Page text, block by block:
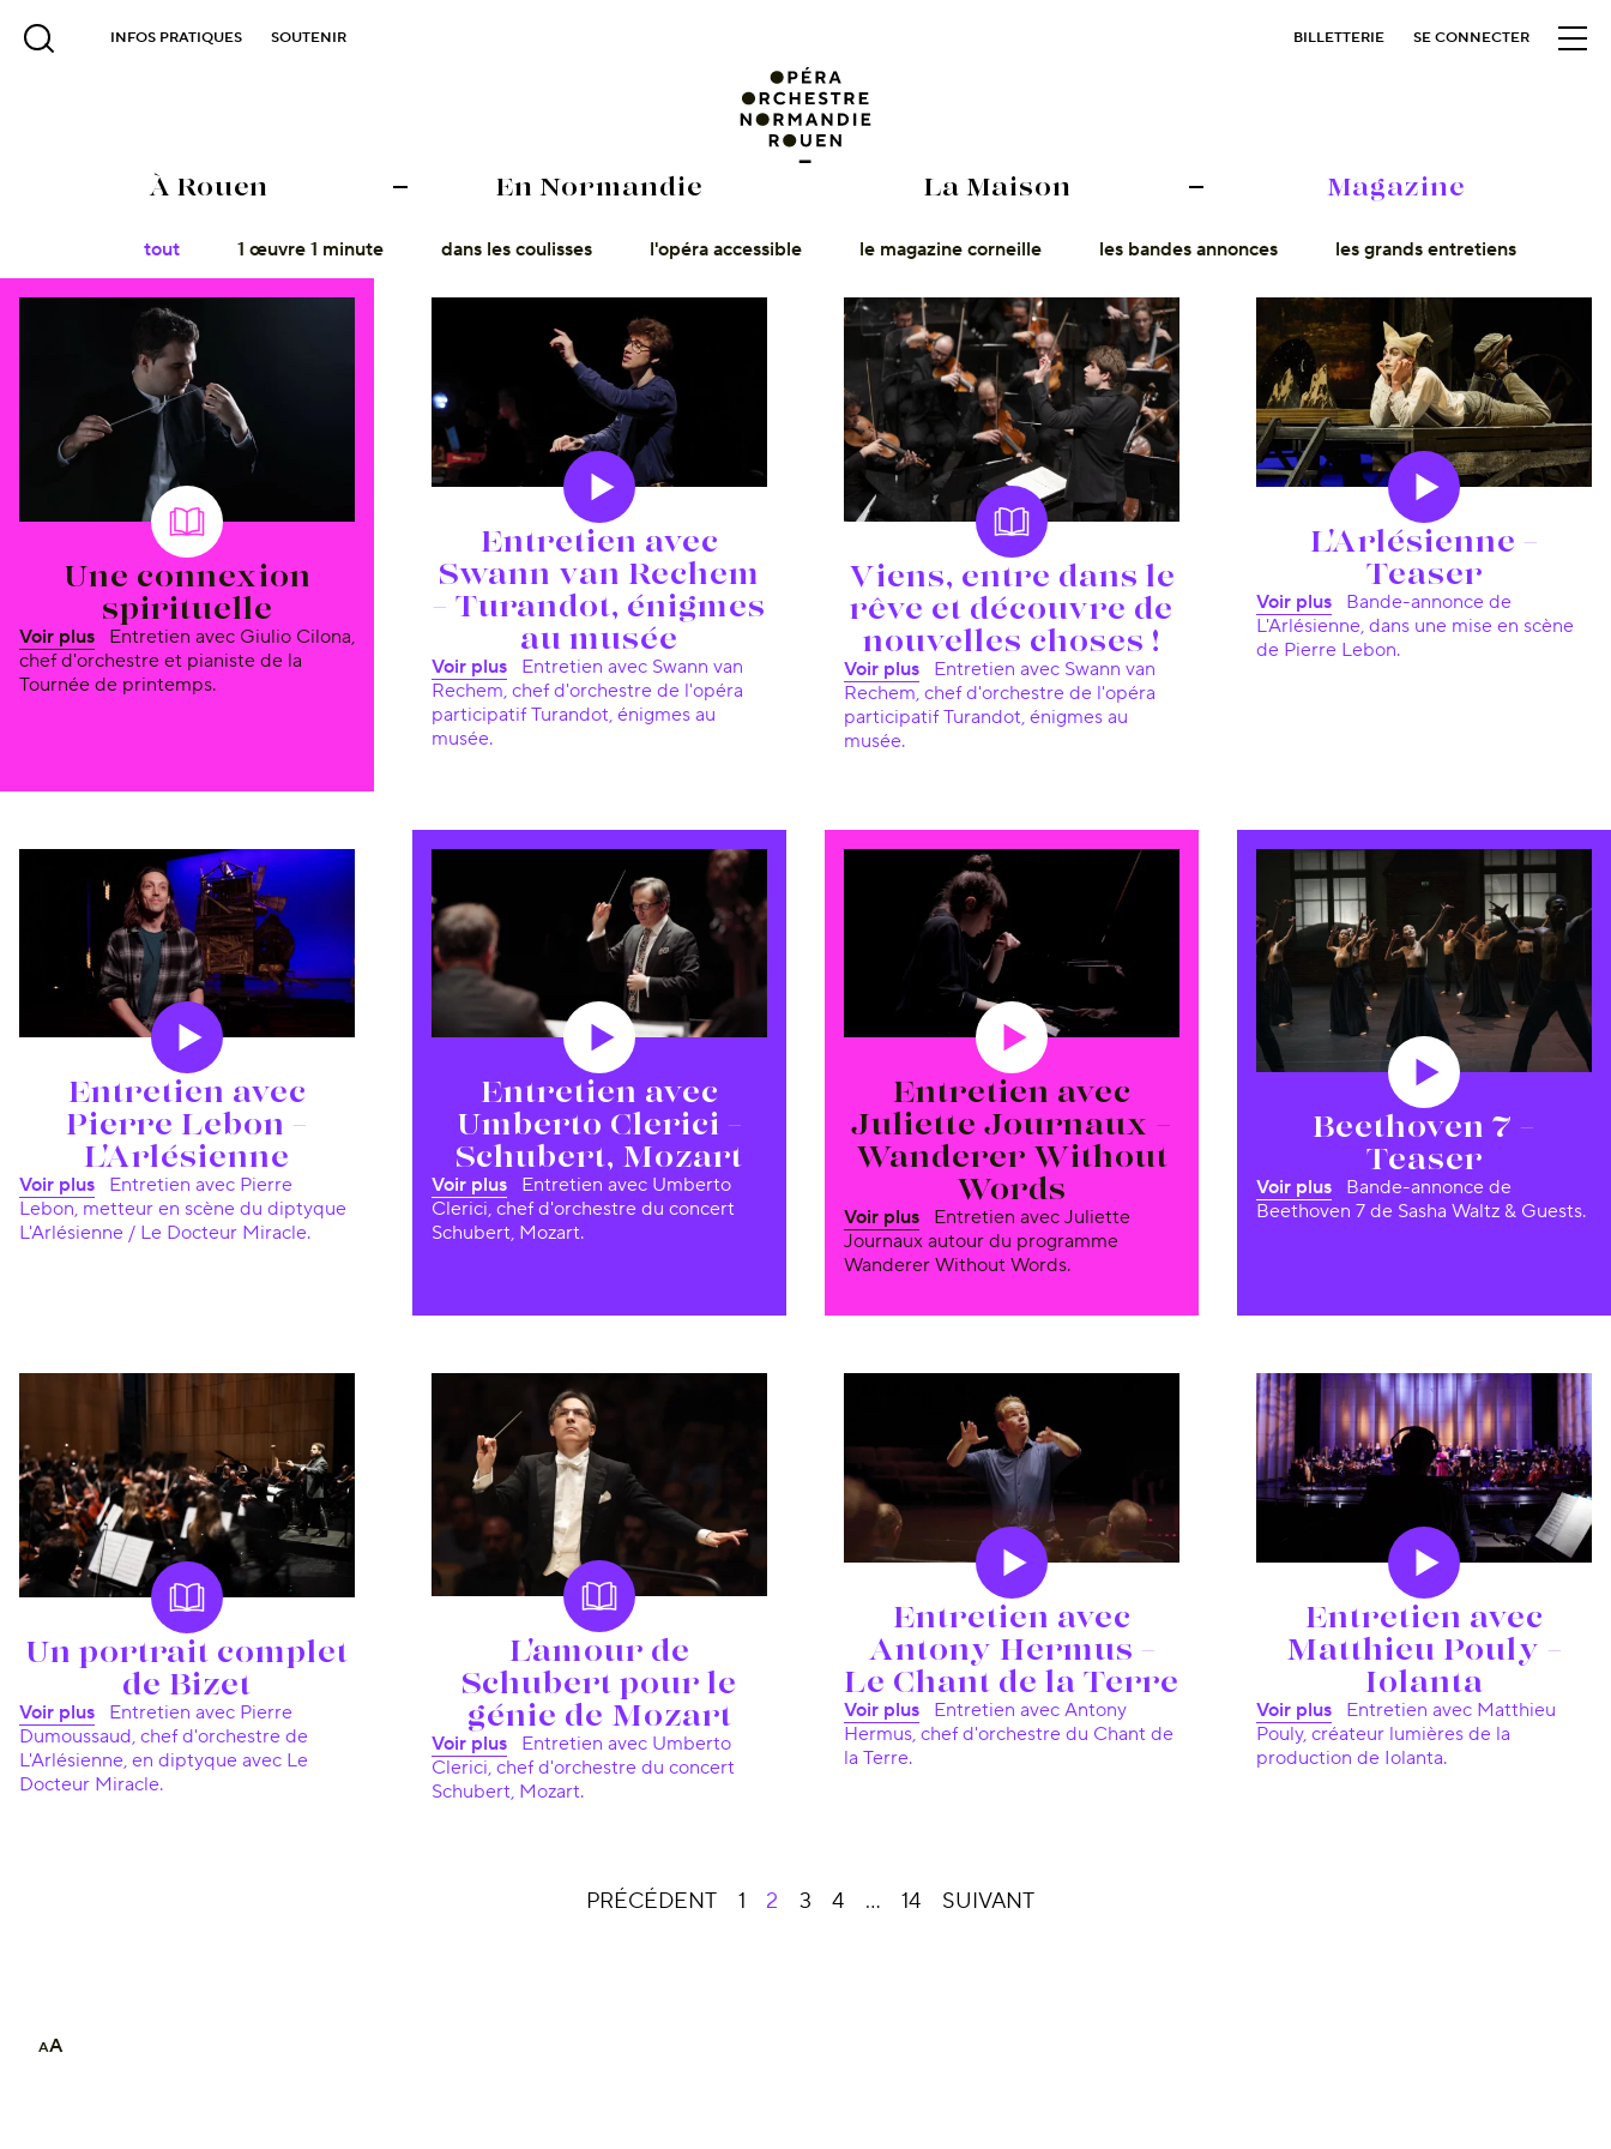
AA
INFOS PRATIQUES SOUTENIR BILLETTERIE SE CONNECTER
À Rouen En Normandie La Maison Magazine
tout 1 œuvre 1 minute dans les coulisses l'opéra accessible le magazine corneille les bandes annonces les grands entretiens
Magazine
Une connexion
spirituelle
Voir plus
chef d'orchestre et pianiste de la
Tournée de printemps.
Entretien avec
Swann van Rechem
– Turandot, énigmes
au musée
Voir plus
Rechem, chef d'orchestre de l'opéra
participatif Turandot, énigmes au
musée.
Viens, entre dans le
rêve et découvre de
nouvelles choses !
Voir plus
Rechem, chef d'orchestre de l'opéra
participatif Turandot, énigmes au
musée.
L'Arlésienne –
Teaser
Voir plus
L'Arlésienne, dans une mise en scène
de Pierre Lebon.
Entretien avec
Pierre Lebon –
L'Arlésienne
Voir plus
Lebon, metteur en scène du diptyque
L'Arlésienne / Le Docteur Miracle.
Entretien avec
Umberto Clerici –
Schubert, Mozart
Voir plus
Clerici, chef d'orchestre du concert
Schubert, Mozart.
Entretien avec
Juliette Journaux –
Wanderer Without
Words
Voir plus
Journaux autour du programme
Wanderer Without Words.
Beethoven 7 –
Teaser
Voir plus
Beethoven 7 de Sasha Waltz & Guests.
Un portrait complet
de Bizet
Voir plus
Dumoussaud, chef d'orchestre de
L'Arlésienne, en diptyque avec Le
Docteur Miracle.
L'amour de
Schubert pour le
génie de Mozart
Voir plus
Clerici, chef d'orchestre du concert
Schubert, Mozart.
Entretien avec
Antony Hermus –
Le Chant de la Terre
Voir plus
Hermus, chef d'orchestre du Chant de
la Terre.
Entretien avec
Matthieu Pouly –
Iolanta
Voir plus
Pouly, créateur lumières de la
production de Iolanta.
PRÉCÉDENT 1 2 3 4 … 14 SUIVANT